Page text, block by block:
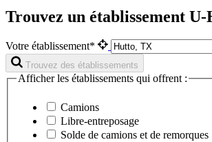
Trouvez un établissement U-
Votre établissement*
Trouvez des établissements
Afficher les établissements qui offrent :
Camions
Libre-entreposage
Solde de camions et de remorques